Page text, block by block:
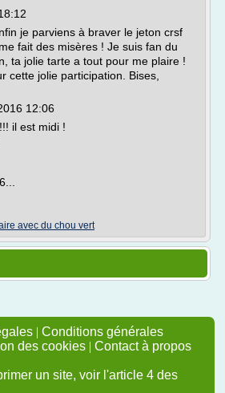
je parviens à braver le jeton crsf
fait des misères ! Je suis fan du
ta jolie tarte a tout pour me plaire !
cette jolie participation. Bises,
12:06
il est midi !
avec du chou vert
| Conditions générales
des cookies | Contact à propos
un site, voir l'article 4 des